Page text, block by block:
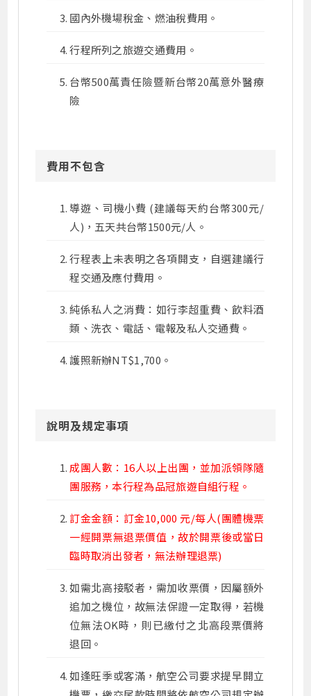
國內外機場稅金、燃油稅費用。
行程所列之旅遊交通費用。
台幣500萬責任險暨新台幣20萬意外醫療
險
費用不包含
導遊、司機小費 (建議每天約台幣300元/
人)，五天共台幣1500元/人。
行程表上未表明之各項開支，自選建議行
程交通及應付費用。
純係私人之消費：如行李超重費、飲料酒
類、洗衣、電話、電報及私人交通費。
護照新辦NT$1,700。
說明及規定事項
成團人數：16人以上出團，並加派領隊隨
團服務，本行程為品冠旅遊自組行程。
訂金金額：訂金10,000 元/每人(團體機票
一經開票無退票價值，故於開票後或當日
臨時取消出發者，無法辦理退票)
如需北高接駁者，需加收票價，因屬額外
追加之機位，故無法保證一定取得，若機
位無法OK時，則已繳付之北高段票價將
退回。
如逢旺季或客滿，航空公司要求提早開立